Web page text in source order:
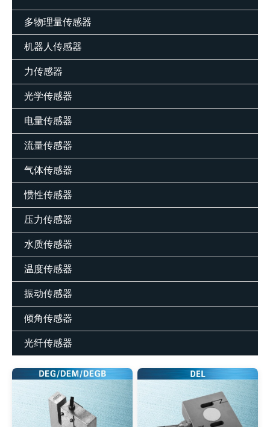
多物理量传感器
机器人传感器
力传感器
光学传感器
电量传感器
流量传感器
气体传感器
惯性传感器
压力传感器
水质传感器
温度传感器
振动传感器
倾角传感器
光纤传感器